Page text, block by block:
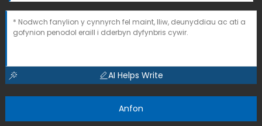
AI Helps Write
Anfon